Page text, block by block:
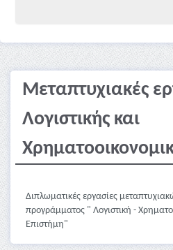
Μεταπτυχιακές
Λογιστικής και
Διπλωματικές εργασίες
προγράμματος " Λογιστική -
Επιστήμη"